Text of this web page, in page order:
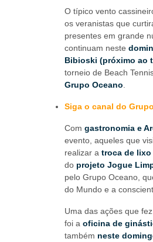
O típico vento
os veranistas que
presentes em grande
continuam neste
Bibioski (próximo ao
torneio de Beach
Grupo Oceano
Siga o canal do
Com gastronomia e
evento, aqueles que
realizar a troca de
do projeto Jogue
pelo Grupo Oceano,
do Mundo e a
Uma das ações que
foi a oficina de
também neste